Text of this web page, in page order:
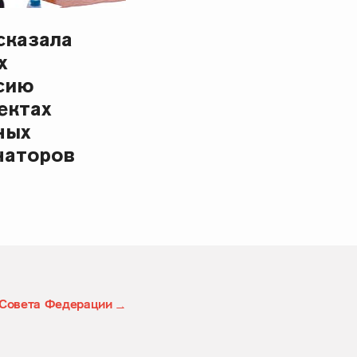
Федерации